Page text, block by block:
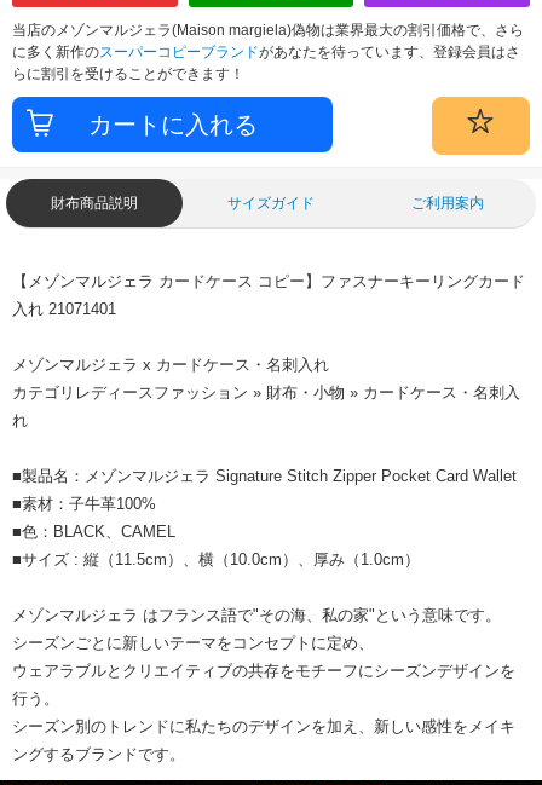
当店のメゾンマルジェラ(Maison margiela)偽物は業界最大の割引価格で、さら
に多く新作のスーパーコピーブランドがあなたを待っています、登録会員はさ
らに割引を受けることができます！
財布商品説明 サイズガイド ご利用案内
【メゾンマルジェラ カードケース コピー】ファスナーキーリングカード
入れ 21071401
メゾンマルジェラ x カードケース・名刺入れ
カテゴリレディースファッション » 財布・小物 » カードケース・名刺入
れ
■製品名：メゾンマルジェラ Signature Stitch Zipper Pocket Card Wallet
■素材：子牛革100%
■色：BLACK、CAMEL
■サイズ : 縦（11.5cm）、横（10.0cm）、厚み（1.0cm）
メゾンマルジェラ はフランス語で"その海、私の家"という意味です。
シーズンごとに新しいテーマをコンセプトに定め、
ウェアラブルとクリエイティブの共存をモチーフにシーズンデザインを
行う。
シーズン別のトレンドに私たちのデザインを加え、新しい感性をメイキ
ングするブランドです。